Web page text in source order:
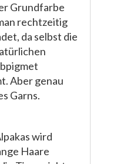
Grundfarbe
rechtzeitig
da selbst die
Aber genau
Garns.
wird
Haare